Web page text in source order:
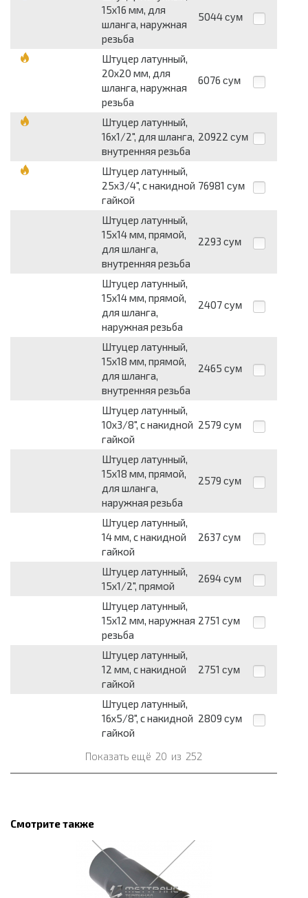
15х16 мм, для
шланга, наружная
резьба
5044 сум
Штуцер латунный,
20х20 мм, для
шланга, наружная
резьба
6076 сум
Штуцер латунный,
16х1/2", для шланга,
внутренняя резьба
20922 сум
Штуцер латунный,
25х3/4", с накидной
гайкой
76981 сум
Штуцер латунный,
15х14 мм, прямой,
для шланга,
внутренняя резьба
2293 сум
Штуцер латунный,
15х14 мм, прямой,
для шланга,
наружная резьба
2407 сум
Штуцер латунный,
15х18 мм, прямой,
для шланга,
внутренняя резьба
2465 сум
Штуцер латунный,
10х3/8", с накидной
гайкой
2579 сум
Штуцер латунный,
15х18 мм, прямой,
для шланга,
наружная резьба
2579 сум
Штуцер латунный,
14 мм, с накидной
гайкой
2637 сум
Штуцер латунный,
15х1/2", прямой
2694 сум
Штуцер латунный,
15х12 мм, наружная
резьба
2751 сум
Штуцер латунный,
12 мм, с накидной
гайкой
2751 сум
Штуцер латунный,
16х5/8", с накидной
гайкой
2809 сум
Показать ещё 20 из 252
Смотрите также